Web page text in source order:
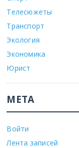
Телесюжеты
Транспорт
Экология
Экономика
Юрист
МЕТА
Войти
Лента записей